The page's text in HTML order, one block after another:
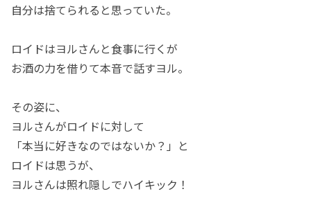
自分は捨てられると思っていた。
ロイドはヨルさんと食事に行くが
お酒の力を借りて本音で話すヨル。
その姿に、
ヨルさんがロイドに対して
「本当に好きなのではないか？」と
ロイドは思うが、
ヨルさんは照れ隠しでハイキック！